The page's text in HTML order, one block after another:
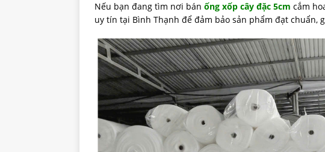
Nếu bạn đang tìm nơi bán ống xốp cây đặc 5cm cắm
uy tín tại Bình Thạnh để đảm bảo sản phẩm đạt chuẩn,